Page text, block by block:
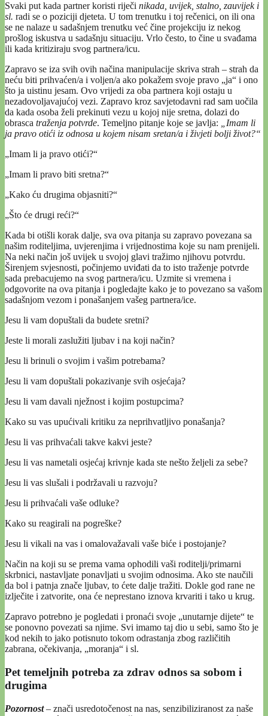
Svaki put kada partner koristi riječi nikada, uvijek, stalno, zauvijek i
sl. radi se o poziciji djeteta. U tom trenutku i toj rečenici, on ili ona
se ne nalaze u sadašnjem trenutku već čine projekciju iz nekog
prošlog iskustva u sadašnju situaciju. Vrlo često, to čine u svađama
ili kada kritiziraju svog partnera/icu.
Zapravo se iza svih ovih načina manipulacije skriva strah – strah da
neću biti prihvaćen/a i voljen/a ako pokažem svoje pravo „ja“ i ono
što ja uistinu jesam. Ovo vrijedi za oba partnera koji ostaju u
nezadovoljavajućoj vezi. Zapravo kroz savjetodavni rad sam uočila
da kada osoba želi prekinuti vezu u kojoj nije sretna, dolazi do
obrasca traženja potvrde. Temeljno pitanje koje se javlja:
„Imam li
ja pravo otići iz odnosa u kojem nisam sretan/a i živjeti bolji život?“
„Imam li ja pravo otići?“
„Imam li pravo biti sretna?“
„Kako ću drugima objasniti?“
„Što će drugi reći?“
Kada bi otišli korak dalje, sva ova pitanja su zapravo povezana sa
našim roditeljima, uvjerenjima i vrijednostima koje su nam prenijeli.
Na neki način još uvijek u svojoj glavi tražimo njihovu potvrdu.
Širenjem svjesnosti, počinjemo uviđati da to isto traženje potvrde
sada prebacujemo na svog partnera/icu. Uzmite si vremena i
odgovorite na ova pitanja i pogledajte kako je to povezano sa vašom
sadašnjom vezom i ponašanjem vašeg partnera/ice.
Jesu li vam dopuštali da budete sretni?
Jeste li morali zaslužiti ljubav i na koji način?
Jesu li brinuli o svojim i vašim potrebama?
Jesu li vam dopuštali pokazivanje svih osjećaja?
Jesu li vam davali nježnost i kojim postupcima?
Kako su vas upućivali kritiku za neprihvatljivo ponašanja?
Jesu li vas prihvaćali takve kakvi jeste?
Jesu li vas nametali osjećaj krivnje kada ste nešto željeli za sebe?
Jesu li vas slušali i podržavali u razvoju?
Jesu li prihvaćali vaše odluke?
Kako su reagirali na pogreške?
Jesu li vikali na vas i omalovažavali vaše biće i postojanje?
Način na koji su se prema vama ophodili vaši roditelji/primarni
skrbnici, nastavljate ponavljati u svojim odnosima. Ako ste naučili
da bol i patnja znače ljubav, to ćete dalje tražiti. Dokle god rane ne
izlječite i zatvorite, ona će neprestano iznova krvariti i tako u krug.
Zapravo potrebno je pogledati i pronaći svoje „unutarnje dijete“ te
se ponovno povezati sa njime. Svi imamo taj dio u sebi, samo što je
kod nekih to jako potisnuto tokom odrastanja zbog različitih
zabrana, očekivanja, „moranja“ i sl.
Pet temeljnih potreba za zdrav odnos sa sobom i
drugima
Pozornost– znači usredotočenost na nas, senzibiliziranost za naše